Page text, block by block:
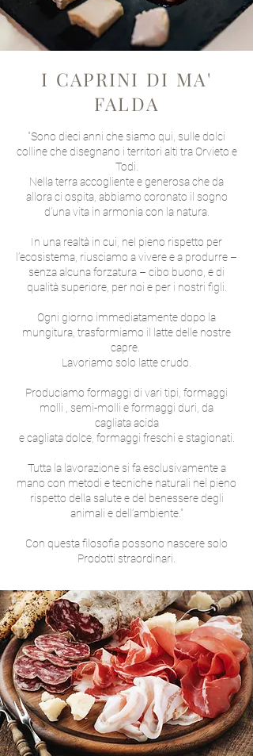
I CAPRINI DI MA'
FALDA
"Sono dieci anni che siamo qui, sulle dolci
colline che disegnano i territori alti tra Orvieto e
Todi.
Nella terra accogliente e generosa che da
allora ci ospita, abbiamo coronato il sogno
d’una vita in armonia con la natura.
In una realtà in cui, nel pieno rispetto per
l’ecosistema, riusciamo a vivere e a produrre –
senza alcuna forzatura – cibo buono, e di
qualità superiore, per noi e per i nostri figli.
Ogni giorno immediatamente dopo la
mungitura, trasformiamo il latte delle nostre
capre.
Lavoriamo solo latte crudo.
Produciamo formaggi di vari tipi, formaggi
molli , semi-molli e formaggi duri, da
cagliata acida
e cagliata dolce, formaggi freschi e stagionati.
Tutta la lavorazione si fa esclusivamente a
mano con metodi e tecniche naturali nel pieno
rispetto della salute e del benessere degli
animali e dell’ambiente."
Con questa filosofia possono nascere solo
Prodotti straordinari.